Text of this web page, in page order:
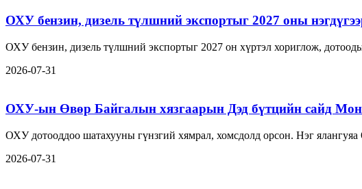
ОХУ бензин, дизель түлшний экспортыг 2027 оны
ОХУ бензин, дизель түлшний экспортыг 2027 он хүртэл хориглож,
2026-07-31
ОХУ-ын Өвөр Байгалын хязгаарын Дэд бүтцийн сайд
ОХУ дотооддоо шатахууны гүнзгий хямрал, хомсдолд орсон. Нэг
2026-07-31